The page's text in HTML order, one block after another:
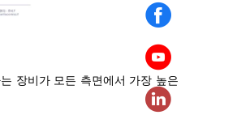
장비가 모든 측면에서 가장 높은